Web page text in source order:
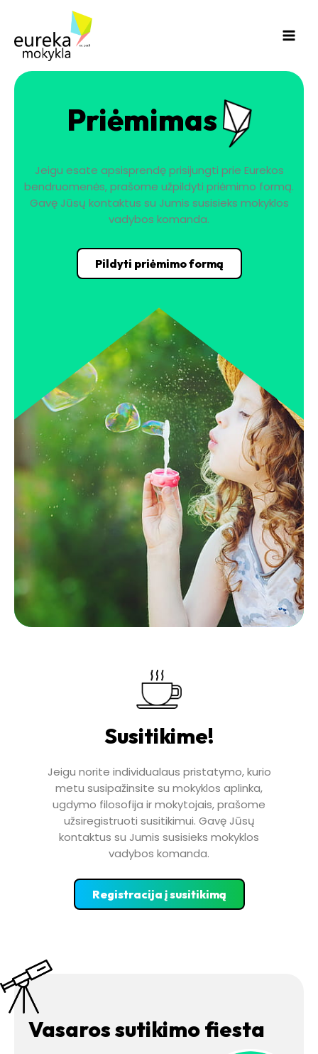
turinio
Priėmimas
Jeigu esate apsisprendę prisijungti prie Eurekos
bendruomenės, prašome užpildyti priėmimo formą.
Gavę Jūsų kontaktus su Jumis susisieks mokyklos
vadybos komanda.
Pildyti priėmimo formą
Susitikime!
Jeigu norite individualaus pristatymo, kurio
metu susipažinsite su mokyklos aplinka,
ugdymo filosofija ir mokytojais, prašome
užsiregistruoti susitikimui. Gavę Jūsų
kontaktus su Jumis susisieks mokyklos
vadybos komanda.
Registracija į susitikimą
Vasaros sutikimo fiesta